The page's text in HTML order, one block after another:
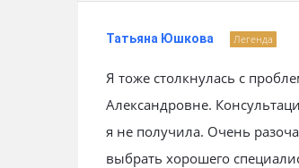
Татьяна Юшкова Легенда
Я тоже столкнулась с
Александровне.
я не получила. Очень
выбрать хорошего